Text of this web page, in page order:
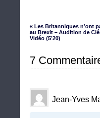
« Les Britanniques n’ont
au Brexit – Audition de
Vidéo (5’20)
7
Jean-Yves